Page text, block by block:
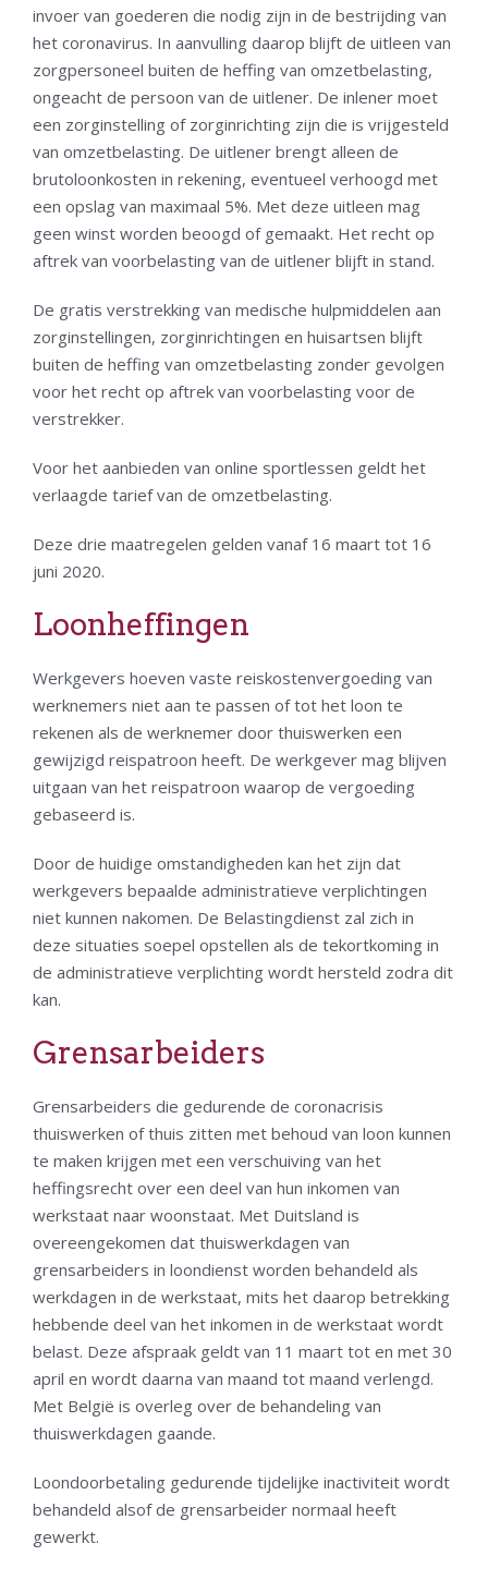
invoer van goederen die nodig zijn in de bestrijding van
het coronavirus. In aanvulling daarop blijft de uitleen van
zorgpersoneel buiten de heffing van omzetbelasting,
ongeacht de persoon van de uitlener. De inlener moet
een zorginstelling of zorginrichting zijn die is vrijgesteld
van omzetbelasting. De uitlener brengt alleen de
brutoloonkosten in rekening, eventueel verhoogd met
een opslag van maximaal 5%. Met deze uitleen mag
geen winst worden beoogd of gemaakt. Het recht op
aftrek van voorbelasting van de uitlener blijft in stand.
De gratis verstrekking van medische hulpmiddelen aan
zorginstellingen, zorginrichtingen en huisartsen blijft
buiten de heffing van omzetbelasting zonder gevolgen
voor het recht op aftrek van voorbelasting voor de
verstrekker.
Voor het aanbieden van online sportlessen geldt het
verlaagde tarief van de omzetbelasting.
Deze drie maatregelen gelden vanaf 16 maart tot 16
juni 2020.
Loonheffingen
Werkgevers hoeven vaste reiskostenvergoeding van
werknemers niet aan te passen of tot het loon te
rekenen als de werknemer door thuiswerken een
gewijzigd reispatroon heeft. De werkgever mag blijven
uitgaan van het reispatroon waarop de vergoeding
gebaseerd is.
Door de huidige omstandigheden kan het zijn dat
werkgevers bepaalde administratieve verplichtingen
niet kunnen nakomen. De Belastingdienst zal zich in
deze situaties soepel opstellen als de tekortkoming in
de administratieve verplichting wordt hersteld zodra dit
kan.
Grensarbeiders
Grensarbeiders die gedurende de coronacrisis
thuiswerken of thuis zitten met behoud van loon kunnen
te maken krijgen met een verschuiving van het
heffingsrecht over een deel van hun inkomen van
werkstaat naar woonstaat. Met Duitsland is
overeengekomen dat thuiswerkdagen van
grensarbeiders in loondienst worden behandeld als
werkdagen in de werkstaat, mits het daarop betrekking
hebbende deel van het inkomen in de werkstaat wordt
belast. Deze afspraak geldt van 11 maart tot en met 30
april en wordt daarna van maand tot maand verlengd.
Met België is overleg over de behandeling van
thuiswerkdagen gaande.
Loondoorbetaling gedurende tijdelijke inactiviteit wordt
behandeld alsof de grensarbeider normaal heeft
gewerkt.